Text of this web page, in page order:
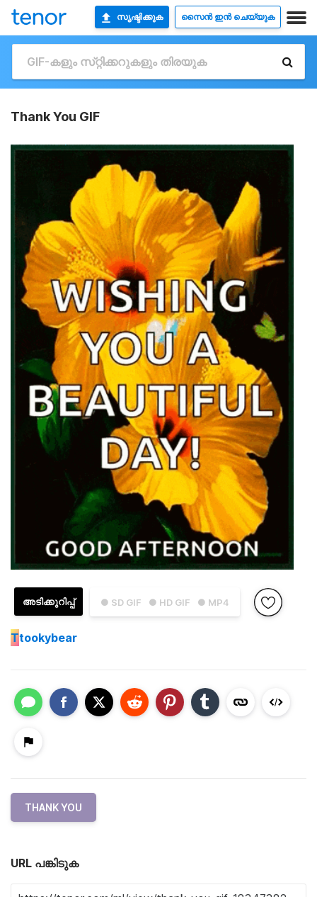
സൃഷ്ടിക്കുക സൈൻ ഇൻ ചെയ്യുക
Thank You GIF
● SD GIF ● HD GIF ● MP4
അടിക്കുറിപ്പ്
Ttookybear
THANK YOU
URL പങ്കിടുക